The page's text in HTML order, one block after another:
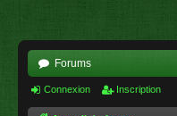
Forums
Connexion Inscription